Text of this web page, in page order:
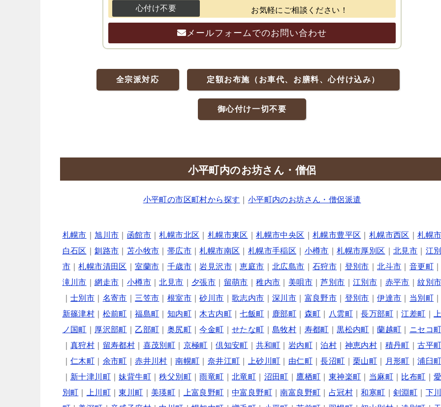
心付け不要
お気軽にご相談ください！
メールフォームでのお問い合わせ
全宗派対応 定額お布施（お車代、お膳料、心付け込み）
御心付け一切不要
小平町内のお坊さん・僧侶
小平町の市区町村から探す 小平町内のお坊さん・僧侶派遣
札幌市 旭川市 函館市｜札幌市北区 札幌市東区 ｜札幌市中央区 ｜札幌市豊平区 札幌市西区 ｜札幌
白石区
｜釧路市 苫小牧市 帯広市｜札幌市南区 札幌市手稲区 小樽市 ｜札幌市厚別区 ｜北見市
江
市｜札幌市清田区 ｜室蘭市 千歳市｜岩見沢市｜恵庭市 北広島市 ｜石狩市 登別市 ｜北斗市 音更町
滝川市 ｜網走市 小樽市｜北見市 夕張市 留萌市 ｜稚内市 美唄市 ｜芦別市 ｜江別市 赤平市 ｜紋別
士別市 名寄市 三笠市 根室市｜砂川市 歌志内市 深川市 富良野市 登別市 ｜伊達市 当別町
新篠津村
松前町 ｜福島町 知内町｜ 木古内町｜七飯町 鹿部町 森町 八雲町 ｜長万部町 ｜江差町
ノ国町
厚沢部町 乙部町 奥尻町｜今金町 せたな町 島牧村 寿都町 ｜黒松内町 ｜蘭越町
ニセコ
真狩村 留寿都村 喜茂別町 京極町 ｜倶知安町 ｜共和町 岩内町 ｜泊村 神恵内村 積丹町 ｜古平
仁木町 余市町 ｜赤井川村 ｜南幌町 奈井江町 上砂川町 由仁町 ｜長沼町 ｜栗山町 月形町 ｜浦臼
新十津川町｜妹背牛町｜秩父別町｜雨竜町 北竜町 沼田町 鷹栖町 東神楽町 当麻町 比布町 ｜
別町
上川町｜東川町 美瑛町 上富良野町 中富良野町 ｜南富良野町 占冠村 ｜和寒町 ｜剣淵町
下